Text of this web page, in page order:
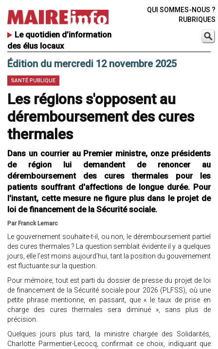
Le quotidien d’information
des élus locaux
QUI SOMMES-NOUS ?
RUBRIQUES
Édition du mercredi 12 novembre 2025
SANTÉ PUBLIQUE
Les régions s'opposent au
déremboursement des cures
thermales
Dans un courrier au Premier ministre, onze présidents
de région lui demandent de renoncer au
déremboursement des cures thermales pour les
patients souffrant d'affections de longue durée. Pour
l'instant, cette mesure ne figure plus dans le projet de
loi de financement de la Sécurité sociale.
Par Franck Lemarc
Le gouvernement souhaite-t-il, ou non, le déremboursement partiel
des cures thermales ? La question semblait évidente il y a quelques
jours, elle l’est moins aujourd’hui, tant la position du gouvernement
est fluctuante sur la question.
Pour mémoire, tout est parti du dossier de presse du projet de loi
de financement de la Sécurité sociale pour 2026 (PLFSS), où une
petite phrase mentionne, en passant, que « le taux de prise en
charge des cures thermales sera diminué », sans plus de
précision.
Quelques jours plus tard, la ministre chargée des Solidarités,
Charlotte Parmentier-Lecocq, confirmait ce choix, indiquant que